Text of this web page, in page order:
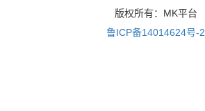
版权所有：MK平台
鲁ICP备14014624号-2